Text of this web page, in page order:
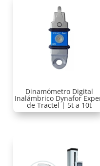
Dinamómetro Digital
Inalámbrico Dynafor
de Tractel | 5t a 10t